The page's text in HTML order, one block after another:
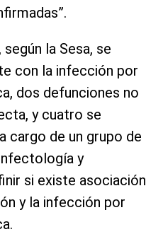
la Sesa, se
con la infección por
dos defunciones no
y cuatro se
cargo de un grupo de
y
si existe asociación
y la infección por